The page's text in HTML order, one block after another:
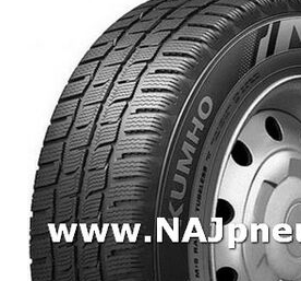
Osobné/crossover + malé úžitkové
SUV/crossover + OFFRoad-ové
Dodávkové + malé úžitkové
Celoročné pneumatiky
Osobné/crossover + malé úžitkové
SUV/crossover + OFFRoad-ové